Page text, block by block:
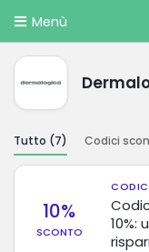
Menù
Tutto (7) Codici
10%
SCONTO
10%: